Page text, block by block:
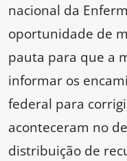
nacional da
oportunidade de
pauta para que a
informar os
federal para
aconteceram no
distribuição de